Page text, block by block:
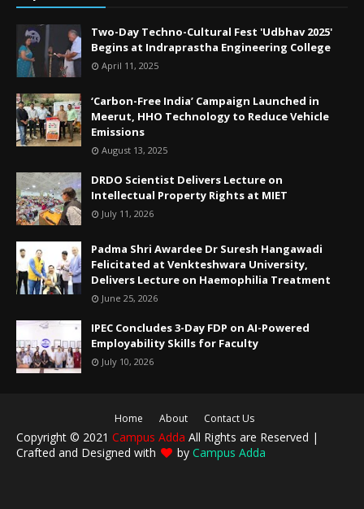
Two-Day Techno-Cultural Fest 'Udbhav 2025'
Begins at Indraprastha Engineering College
April 11, 2025
‘Carbon-Free India’ Campaign Launched in
Meerut, HHO Technology to Reduce Vehicle
Emissions
August 13, 2025
DRDO Scientist Delivers Lecture on
Intellectual Property Rights at MIET
July 11, 2026
Padma Shri Awardee Dr Suresh Hangawadi
Felicitated at Venkteshwara University,
Delivers Lecture on Haemophilia Treatment
June 25, 2026
IPEC Concludes 3-Day FDP on AI-Powered
Employability Skills for Faculty
July 10, 2026
Home About Contact Us
Copyright © 2021 Campus Adda All Rights are Reserved |
Crafted and Designed with
by Campus Adda